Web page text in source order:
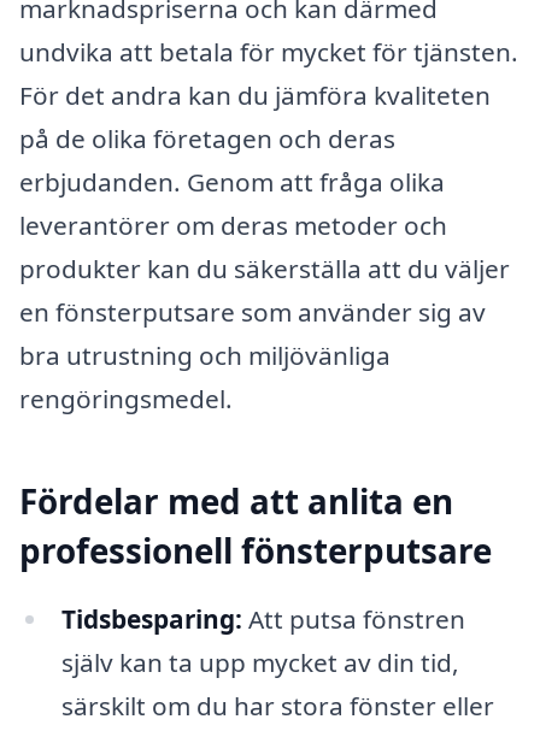
marknadspriserna och kan därmed
undvika att betala för mycket för tjänsten.
För det andra kan du jämföra kvaliteten
på de olika företagen och deras
erbjudanden. Genom att fråga olika
leverantörer om deras metoder och
produkter kan du säkerställa att du väljer
en fönsterputsare som använder sig av
bra utrustning och miljövänliga
rengöringsmedel.
Fördelar med att anlita en
professionell fönsterputsare
Tidsbesparing: Att putsa fönstren
själv kan ta upp mycket av din tid,
särskilt om du har stora fönster eller